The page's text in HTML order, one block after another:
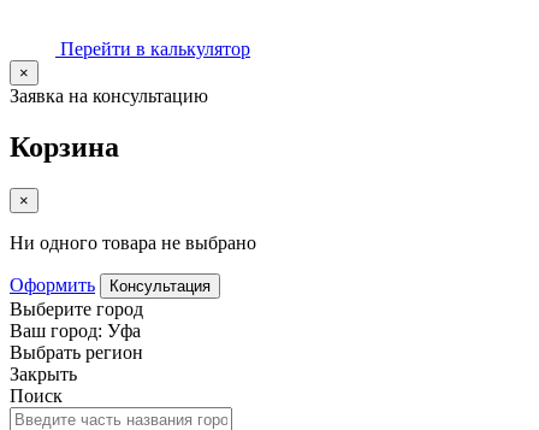
Перейти в калькулятор
×
Заявка на консультацию
Корзина
×
Ни одного товара не выбрано
Оформить Консультация
Выберите город
Ваш город: Уфа
Выбрать регион
Закрыть
Поиск